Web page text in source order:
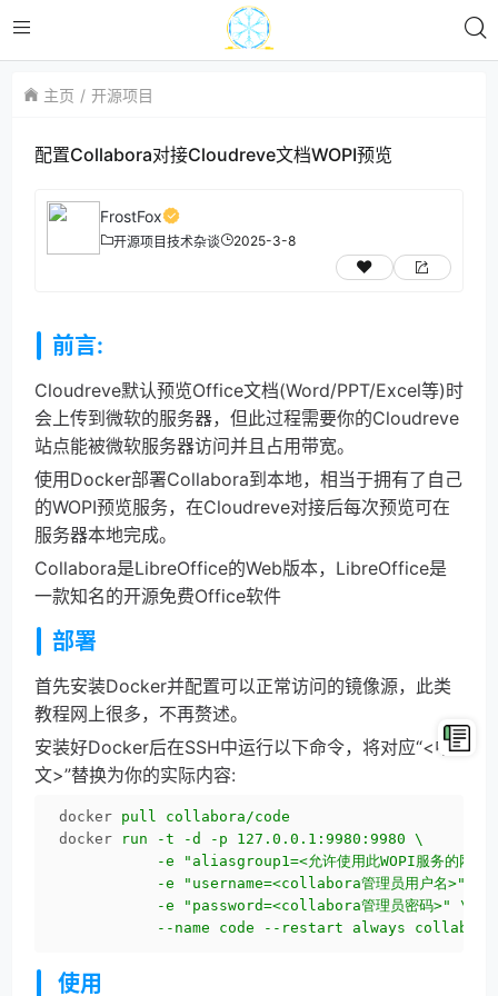
主页 开源项目
配置Collabora对接Cloudreve文档WOPI预览
FrostFox
开源项目技术杂谈 2025-3-8
前言:
Cloudreve默认预览Office文档(Word/PPT/Excel等)时
会上传到微软的服务器，但此过程需要你的Cloudreve
站点能被微软服务器访问并且占用带宽。
使用Docker部署Collabora到本地，相当于拥有了自己
的WOPI预览服务，在Cloudreve对接后每次预览可在
服务器本地完成。
Collabora是LibreOffice的Web版本，LibreOffice是
一款知名的开源免费Office软件
部署
首先安装Docker并配置可以正常访问的镜像源，此类
教程网上很多，不再赘述。
安装好Docker后在SSH中运行以下命令，将对应“<中
文>”替换为你的实际内容:
docker pull collabora/code
docker
run -t -d -p 127.0.0.1:9980:9980 \
-e "aliasgroup1=<允许使用此WOPI服务的网站
           -e "username=<collabora管理员用户名>" \
           -e "password=<collabora管理员密码>" \
--name code --restart always
使用